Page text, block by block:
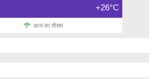
+26°C
आज का मौसम